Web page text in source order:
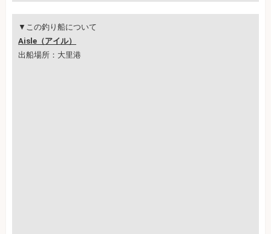
▼この釣り船について
Aisle（アイル）
出船場所：大里港